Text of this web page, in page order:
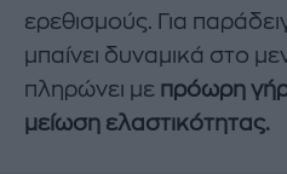
ερεθισμούς. Για
μπαίνει δυναμικά στο
πληρώνει με πρόωρη
μείωση ελαστικότητας.